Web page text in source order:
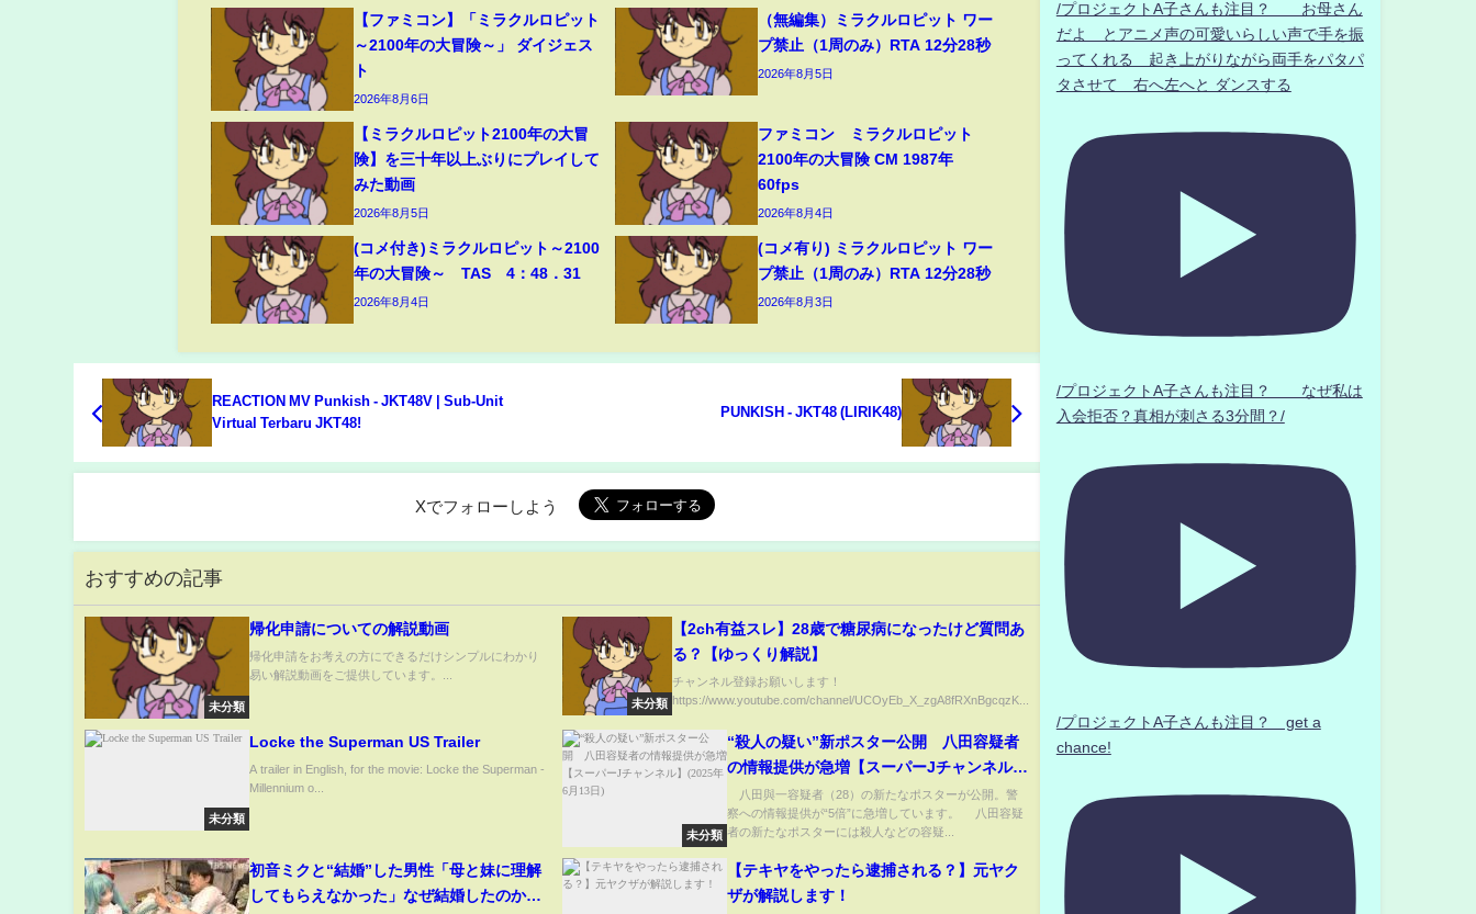
【ファミコン】「ミラクルロピット
～2100年の大冒険～」 ダイジェス
ト
2026年8月6日
（無編集）ミラクルロピット ワー
プ禁止（1周のみ）RTA 12分28秒
2026年8月5日
【ミラクルロピット2100年の大冒
険】を三十年以上ぶりにプレイして
みた動画
2026年8月5日
ファミコン ミラクルロピット
2100年の大冒険 CM 1987年
60fps
2026年8月4日
(コメ付き)ミラクルロピット～2100
年の大冒険～ TAS 4：48．31
2026年8月4日
(コメ有り) ミラクルロピット ワー
プ禁止（1周のみ）RTA 12分28秒
2026年8月3日
REACTION MV Punkish - JKT48V | Sub-Unit
Virtual Terbaru JKT48!
PUNKISH - JKT48 (LIRIK48)
Xでフォローしよう
おすすめの記事
未分類
帰化申請についての解説動画
帰化申請をお考えの方にできるだけシンプルにわかり
易い解説動画をご提供しています。...
未分類
【2ch有益スレ】28歳で糖尿病になったけど質問あ
る？【ゆっくり解説】
チャンネル登録お願いします！
https://www.youtube.com/channel/UCOyEb_X_zgA8fRXnBgcqzK...
未分類
Locke the Superman US Trailer
A trailer in English, for the movie: Locke the Superman -
Millennium o...
未分類
“殺人の疑い”新ポスター公開 八田容疑者
の情報提供が急増【スーパーJチャンネル】
(2025年6月13日)
八田與一容疑者（28）の新たなポスターが公開。警
察への情報提供が“5倍”に急増しています。 八田容疑
者の新たなポスターには殺人などの容疑...
初音ミクと“結婚”した男性「母と妹に理解
してもらえなかった」なぜ結婚したのか？
【テキヤをやったら逮捕される？】元ヤク
ザが解説します！
/プロジェクトA子さんも注目？ お母さん
だよ とアニメ声の可愛いらしい声で手を振
ってくれる 起き上がりながら両手をパタパ
タさせて 右へ左へと ダンスする
/プロジェクトA子さんも注目？ なぜ私は
入会拒否？真相が刺さる3分間？/
/プロジェクトA子さんも注目？ get a
chance!